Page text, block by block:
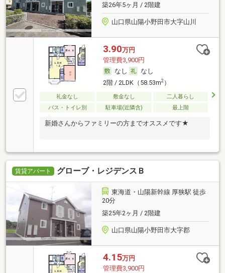
築26年5ヶ月 / 2階建
山口県山陽小野田市大字山川
3.90万円
管理費3,900円
なし
なし
2階 / 2LDK（58.53m2）
礼金なし 敷金なし
二人暮らし
バス・トイレ別
駐車場(近隣含) 最上階
新婚さんからファミリーの方までオススメです★
賃貸アパート グローブ・レジデンスＢ
東海道・山陽新幹線 厚狭駅 徒歩
20分
築25年2ヶ月 / 2階建
山口県山陽小野田市大字郡
4.15万円
管理費3,900円